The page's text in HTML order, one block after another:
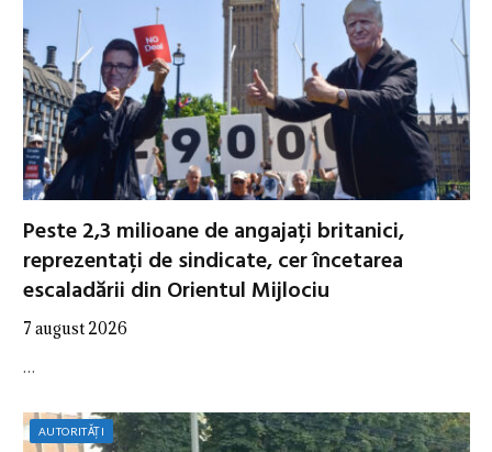
Peste 2,3 milioane de angajați britanici,
reprezentați de sindicate, cer încetarea
escaladării din Orientul Mijlociu
7 august 2026
…
AUTORITĂȚI